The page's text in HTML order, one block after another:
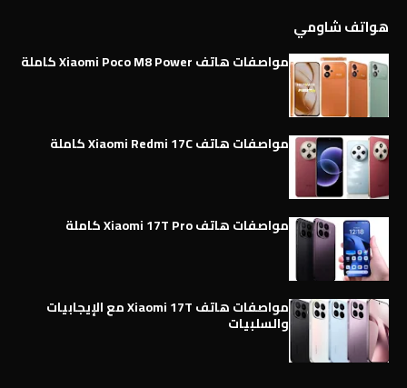
هواتف شاومي
مواصفات هاتف Xiaomi Poco M8 Power كاملة
مواصفات هاتف Xiaomi Redmi 17C كاملة
مواصفات هاتف Xiaomi 17T Pro كاملة
مواصفات هاتف Xiaomi 17T مع الإيجابيات
والسلبيات